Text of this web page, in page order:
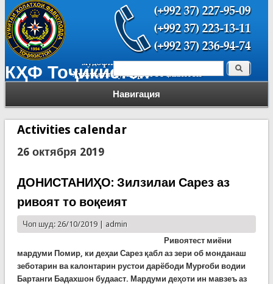
КҲФ Тоҷикистон
Навигация
Форма поиска Поиск
Activities calendar
26 октября 2019
ДОНИСТАНИҲО: Зилзилаи Сарез аз
ривоят то воқеият
Чоп шуд: 26/10/2019 | admin
Ривоятест миёни
мардуми Помир, ки деҳаи Сарез қабл аз зери об монданаш
зеботарин ва калонтарин рустои дарёбоди Мурғоби водии
Бартанги Бадахшон будааст. Мардуми деҳоти ин мавзеъ аз